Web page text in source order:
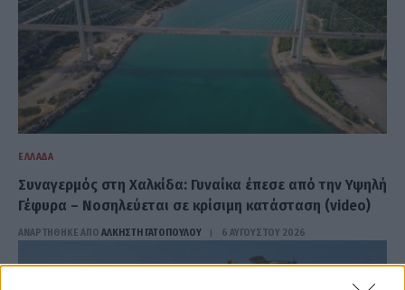
ΕΛΛΆΔΑ
Συναγερμός στη Χαλκίδα: Γυναίκα έπεσε από την Υψηλή
Γέφυρα – Νοσηλεύεται σε κρίσιμη κατάσταση (video)
ΑΝΑΡΤΗΘΗΚΕ ΑΠΟ ΆΛΚΗΣΤΗ ΓΑΤΟΠΟΎΛΟΥ 6 ΑΥΓΟΎΣΤΟΥ 2026